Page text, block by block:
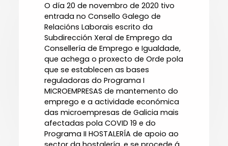
O día 20 de novembro de 2020 tivo
entrada no Consello Galego de
Relacións Laborais escrito da
Subdirección Xeral de Emprego da
Consellería de Emprego e Igualdade,
que achega o proxecto de Orde pola
que se establecen as bases
reguladoras do Programa I
MICROEMPRESAS de mantemento do
emprego e a actividade económica
das microempresas de Galicia mais
afectadas pola COVID 19 e do
Programa II HOSTALERÍA de apoio ao